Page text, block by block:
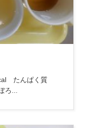
たんぱく質
ろ...